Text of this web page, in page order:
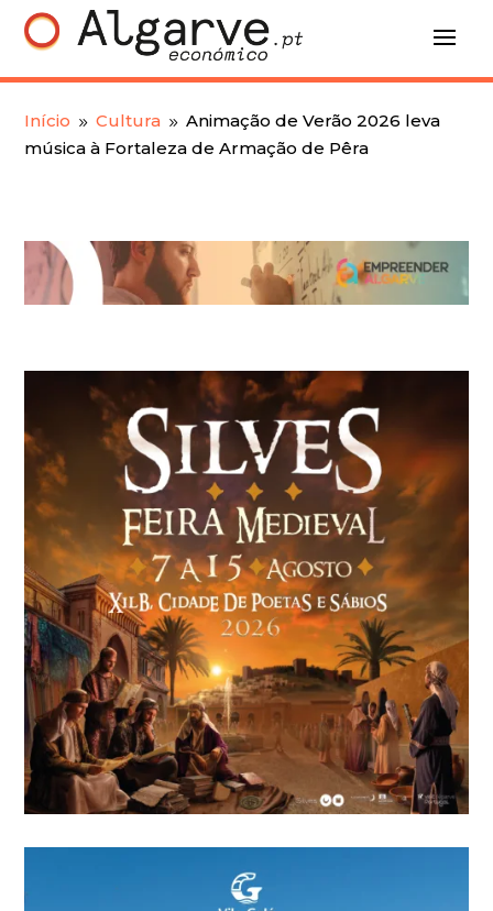
Início 9 Cultura 9 Animação de Verão 2026 leva
música à Fortaleza de Armação de Pêra